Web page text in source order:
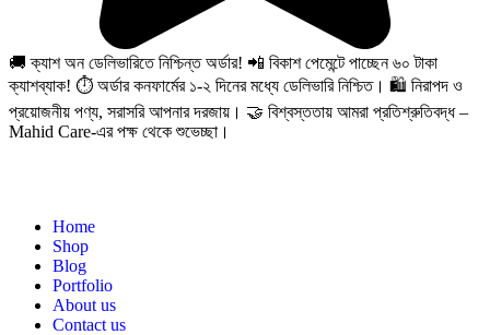
🚚 ক্যাশ অন ডেলিভারিতে নিশ্চিন্ত অর্ডার! 📲 বিকাশ পেমেন্টে পাচ্ছেন ৬০ টাকা
ক্যাশব্যাক! ⏱️ অর্ডার কনফার্মের ১-২ দিনের মধ্যে ডেলিভারি নিশ্চিত। 🛍️ নিরাপদ ও
প্রয়োজনীয় পণ্য, সরাসরি আপনার দরজায়। 🤝 বিশ্বস্ততায় আমরা প্রতিশ্রুতিবদ্ধ –
Mahid Care-এর পক্ষ থেকে শুভেচ্ছা।
Home
Shop
Blog
Portfolio
About us
Contact us